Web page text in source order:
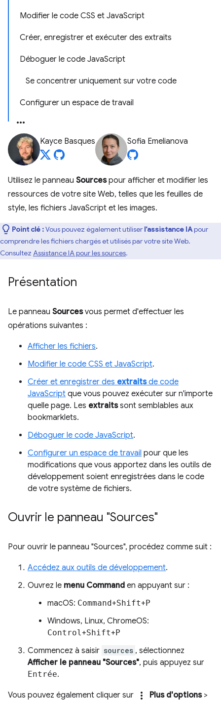
Modifier le code CSS et JavaScript
Créer, enregistrer et exécuter des extraits
Déboguer le code JavaScript
Se concentrer uniquement sur votre code
Configurer un espace de travail
Kayce Basques Sofia Emelianova
Utilisez le panneau Sourcespour afficher et modifier les
ressources de votre site Web, telles que les feuilles de
style, les fichiers JavaScript et les images.
Point clé :Vous pouvez également utiliser l’assistance IApour
comprendre les fichiers chargés et utilisés par votre site Web.
Consultez Assistance IA pour les sources.
Présentation
Le panneau Sourcesvous permet d'effectuer les
opérations suivantes :
Afficher les fichiers.
Modifier le code CSS et JavaScript.
Créer et enregistrer des extraitsde code
JavaScript que vous pouvez exécuter sur n'importe
quelle page. Les extraitssont semblables aux
bookmarklets.
Déboguer le code JavaScript.
Configurer un espace de travail pour que les
modifications que vous apportez dans les outils de
développement soient enregistrées dans le code
de votre système de fichiers.
Ouvrir le panneau "Sources"
Pour ouvrir le panneau "Sources", procédez comme suit :
Accédez aux outils de développement.
Ouvrez le menu Command en appuyant sur :
macOS: Command+Shift+P
Windows, Linux, ChromeOS:
Control+Shift+P
Commencez à saisir sources , sélectionnez
Afficher le panneau "Sources", puis appuyez sur
Entrée.
Vous pouvez également cliquer sur more_vert Plus d'options>